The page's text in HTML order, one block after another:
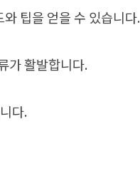
팁을 얻을 수 있습니다.
가 활발합니다.
다.